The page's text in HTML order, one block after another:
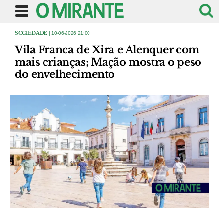
SOCIEDADE | 10-06-2026 21:00
Vila Franca de Xira e Alenquer com
mais crianças; Mação mostra o peso
do envelhecimento